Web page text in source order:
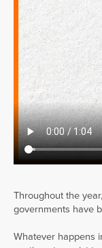
Throughout the
governments have
Whatever happens